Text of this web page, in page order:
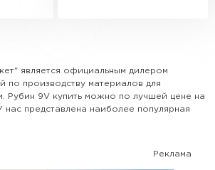
является официальным дилером
по производству материалов для
Рубин 9V купить можно по лучшей цене на
нас представлена наиболее популярная
Реклама
песчаная черепица
ПЕРЕЙТИ